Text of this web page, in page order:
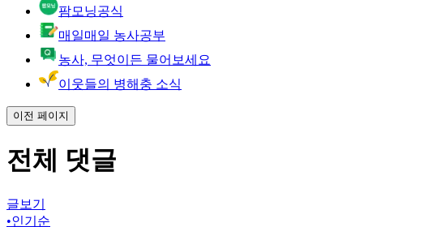
팜모닝공식
매일매일 농사공부
농사, 무엇이든 물어보세요
이웃들의 병해충 소식
이전 페이지
전체 댓글
글보기
•인기순